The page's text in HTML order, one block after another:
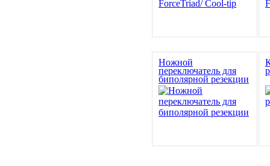
Ножной
переключатель для
биполярной резекции